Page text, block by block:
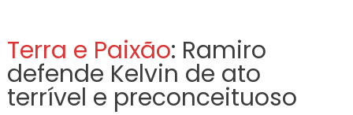
Terra e Paixão: Ramiro
defende Kelvin de ato
terrível e preconceituoso